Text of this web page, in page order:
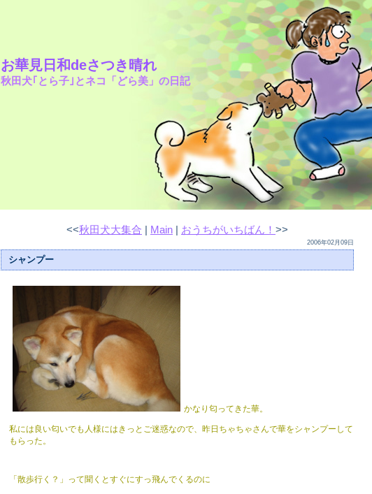
お華見日和deさつき晴れ
秋田犬｢とら子｣とネコ「どら美」の日記
<<秋田犬大集合 | Main | おうちがいちばん！ >>
2006年02月09日
シャンプー
かなり匂ってきた華。
私には良い匂いでも人様にはきっとご迷惑なので、昨日ちゃちゃさんで華をシャンプーして
もらった。
「散歩行く？」って聞くとすぐにすっ飛んでくるのに